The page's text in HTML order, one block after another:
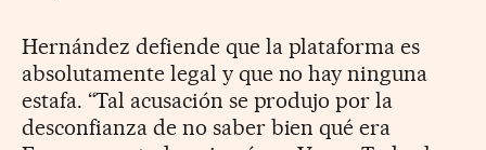
Hernández defiende que la plataforma es
absolutamente legal y que no hay ninguna
estafa. “Tal acusación se produjo por la
desconfianza de no saber bien qué era